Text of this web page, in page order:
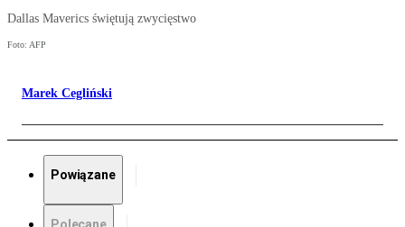
Dallas Maverics świętują zwycięstwo
Foto: AFP
Marek Cegliński
Powiązane